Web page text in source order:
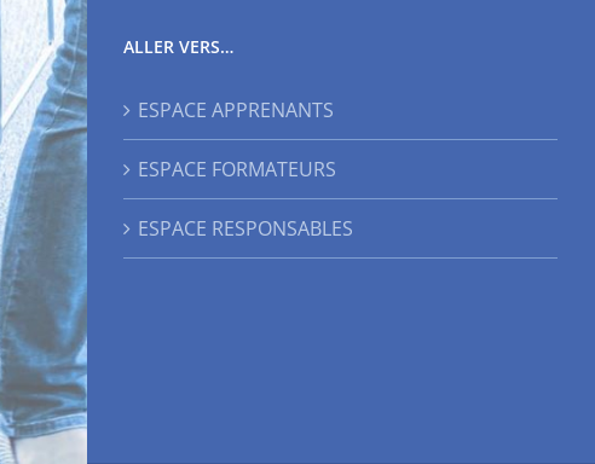
ALLER VERS…
ESPACE APPRENANTS
ESPACE FORMATEURS
ESPACE RESPONSABLES